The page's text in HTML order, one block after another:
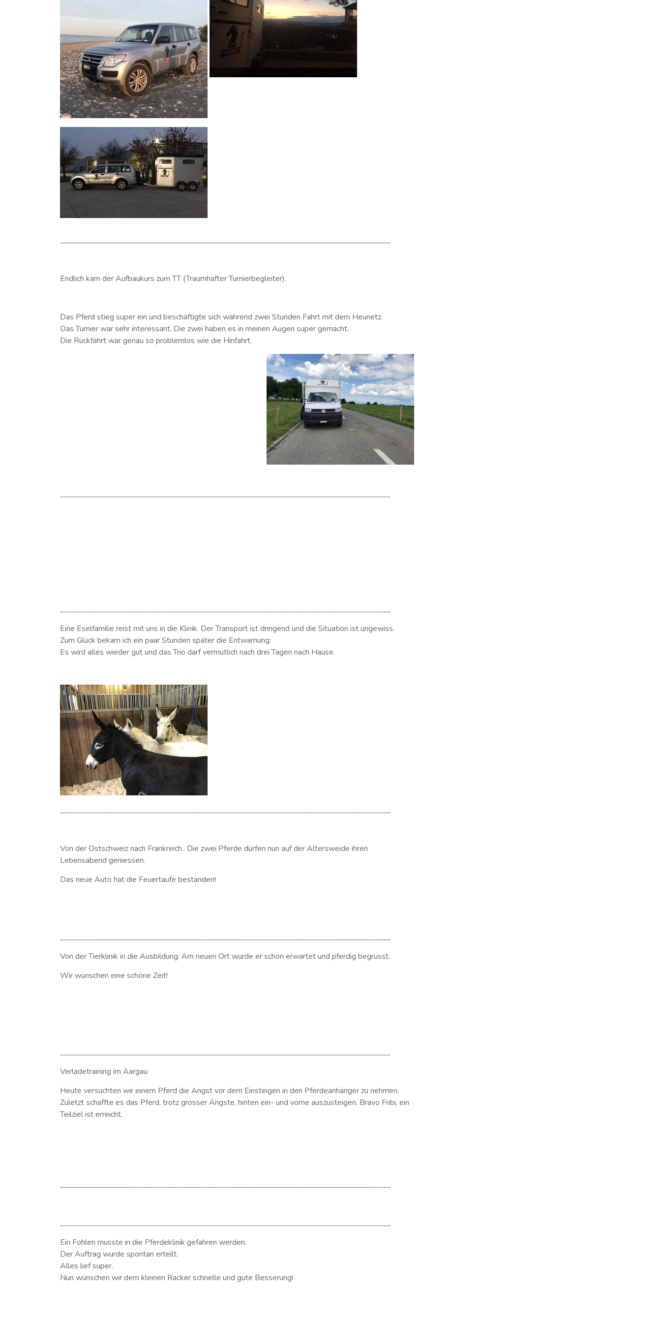
____________________________________________________________________________________
Endlich kam der Aufbaukurs zum TT (Traumhafter Turnierbegleiter).
Das Pferd stieg super ein und beschäftigte sich während zwei Stunden Fahrt mit dem Heunetz.
Das Turnier war sehr interessant. Die zwei haben es in meinen Augen super gemacht.
Die Rückfahrt war genau so problemlos wie die Hinfahrt.
____________________________________________________________________________________
____________________________________________________________________________________
Eine Eselfamilie reist mit uns in die Klinik. Der Transport ist dringend und die Situation ist ungewiss.
Zum Glück bekam ich ein paar Stunden später die Entwarnung:
Es wird alles wieder gut und das Trio darf vermutlich nach drei Tagen nach Hause.
____________________________________________________________________________________
Von der Ostschweiz nach Frankreich.. Die zwei Pferde dürfen nun auf der Altersweide ihren
Lebensabend geniessen.
Das neue Auto hat die Feuertaufe bestanden!
____________________________________________________________________________________
Von der Tierklinik in die Ausbildung. Am neuen Ort wurde er schon erwartet und pferdig begrüsst.
Wir wünschen eine schöne Zeit!
____________________________________________________________________________________
Verladetraining im Aargau
Heute versuchten wir einem Pferd die Angst vor dem Einsteigen in den Pferdeanhänger zu nehmen.
Zuletzt schaffte es das Pferd, trotz grosser Ängste, hinten ein- und vorne auszusteigen. Bravo Fribi, ein
Teilziel ist erreicht.
____________________________________________________________________________________
____________________________________________________________________________________
Ein Fohlen musste in die Pferdeklinik gefahren werden.
Der Auftrag wurde spontan erteilt.
Alles lief super.
Nun wünschen wir dem kleinen Racker schnelle und gute Besserung!